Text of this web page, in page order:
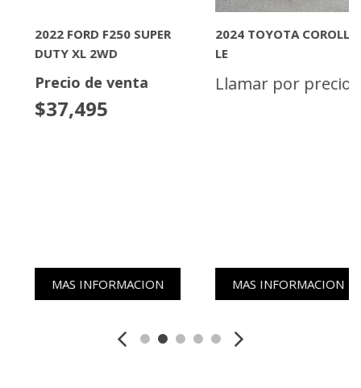
2022 FORD F250 SUPER
DUTY XL 2WD
Precio de venta
$37,495
MAS INFORMACION
2024 TOYOTA COROLLA
Llamar por precio
MAS INFORMACION